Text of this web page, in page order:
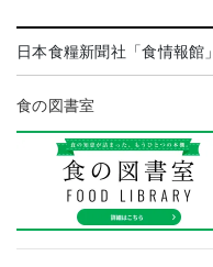
日本食糧新聞社「食情報館」
食の図書室